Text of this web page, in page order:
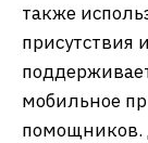
также
присутствия
мобильное
помощников.